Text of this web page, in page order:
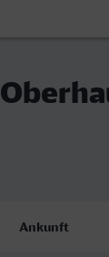
Ankunft